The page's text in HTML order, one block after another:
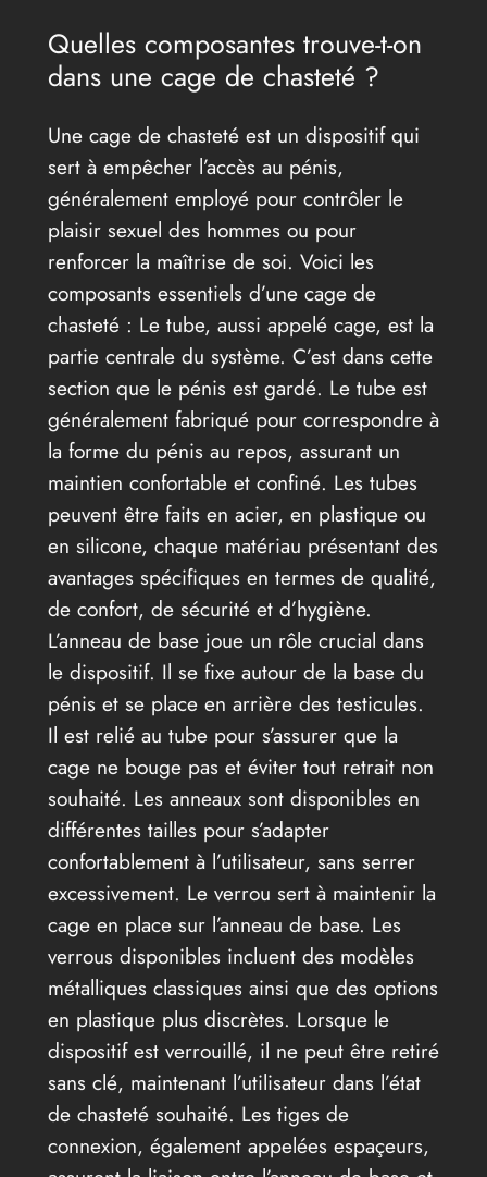
Quelles composantes trouve-t-on
dans une cage de chasteté ?
Une cage de chasteté est un dispositif qui
sert à empêcher l’accès au pénis,
généralement employé pour contrôler le
plaisir sexuel des hommes ou pour
renforcer la maîtrise de soi. Voici les
composants essentiels d’une cage de
chasteté : Le tube, aussi appelé cage, est la
partie centrale du système. C’est dans cette
section que le pénis est gardé. Le tube est
généralement fabriqué pour correspondre à
la forme du pénis au repos, assurant un
maintien confortable et confiné. Les tubes
peuvent être faits en acier, en plastique ou
en silicone, chaque matériau présentant des
avantages spécifiques en termes de qualité,
de confort, de sécurité et d’hygiène.
L’anneau de base joue un rôle crucial dans
le dispositif. Il se fixe autour de la base du
pénis et se place en arrière des testicules.
Il est relié au tube pour s’assurer que la
cage ne bouge pas et éviter tout retrait non
souhaité. Les anneaux sont disponibles en
différentes tailles pour s’adapter
confortablement à l’utilisateur, sans serrer
excessivement. Le verrou sert à maintenir la
cage en place sur l’anneau de base. Les
verrous disponibles incluent des modèles
métalliques classiques ainsi que des options
en plastique plus discrètes. Lorsque le
dispositif est verrouillé, il ne peut être retiré
sans clé, maintenant l’utilisateur dans l’état
de chasteté souhaité. Les tiges de
connexion, également appelées espaçeurs,